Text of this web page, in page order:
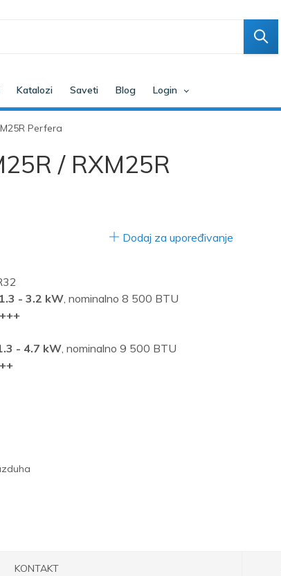
Katalozi Saveti Blog Login
Perfera
/ RXM25R
1.3 - 3.2 kW, nominalno 8 500 BTU
- 4.7 kW, nominalno 9 500 BTU
Dodaj za upoređivanje
KONTAKT